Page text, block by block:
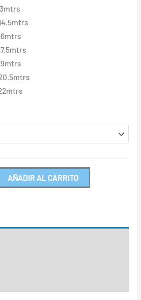
AÑADIR AL CARRITO